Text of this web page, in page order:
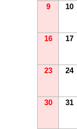
9 10
16 17
23 24
30 31